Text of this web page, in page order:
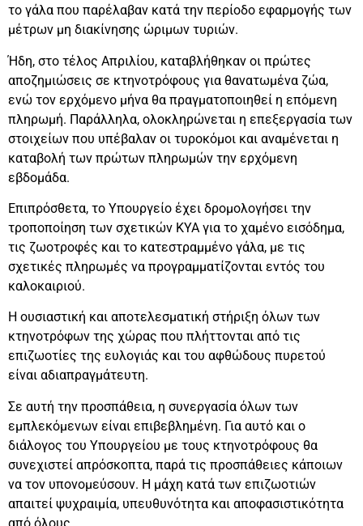
το γάλα που παρέλαβαν κατά την περίοδο εφαρμογής των
μέτρων μη διακίνησης ώριμων τυριών.
Ήδη, στο τέλος Απριλίου, καταβλήθηκαν οι πρώτες
αποζημιώσεις σε κτηνοτρόφους για θανατωμένα ζώα,
ενώ τον ερχόμενο μήνα θα πραγματοποιηθεί η επόμενη
πληρωμή. Παράλληλα, ολοκληρώνεται η επεξεργασία των
στοιχείων που υπέβαλαν οι τυροκόμοι και αναμένεται η
καταβολή των πρώτων πληρωμών την ερχόμενη
εβδομάδα.
Επιπρόσθετα, το Υπουργείο έχει δρομολογήσει την
τροποποίηση των σχετικών ΚΥΑ για το χαμένο εισόδημα,
τις ζωοτροφές και το κατεστραμμένο γάλα, με τις
σχετικές πληρωμές να προγραμματίζονται εντός του
καλοκαιριού.
Η ουσιαστική και αποτελεσματική στήριξη όλων των
κτηνοτρόφων της χώρας που πλήττονται από τις
επιζωοτίες της ευλογιάς και του αφθώδους πυρετού
είναι αδιαπραγμάτευτη.
Σε αυτή την προσπάθεια, η συνεργασία όλων των
εμπλεκόμενων είναι επιβεβλημένη. Για αυτό και ο
διάλογος του Υπουργείου με τους κτηνοτρόφους θα
συνεχιστεί απρόσκοπτα, παρά τις προσπάθειες κάποιων
να τον υπονομεύσουν. Η μάχη κατά των επιζωοτιών
απαιτεί ψυχραιμία, υπευθυνότητα και αποφασιστικότητα